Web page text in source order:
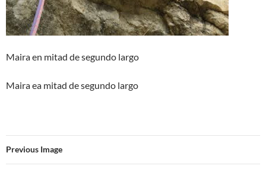
Maira en mitad de segundo largo
Maira ea mitad de segundo largo
Previous Image